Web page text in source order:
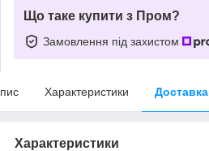
Що таке купити з Пром?
Замовлення під захистом
Характеристики Доставка
Характеристики